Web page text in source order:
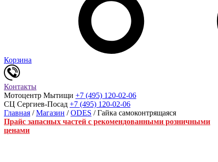
Корзина
Контакты
Мотоцентр Мытищи +7 (495) 120-02-06
СЦ Сергиев-Посад +7 (495) 120-02-06
Главная /Магазин /ODES / Гайка самоконтрящаяся
Прайс запасных частей с рекомендованными розничными
ценами